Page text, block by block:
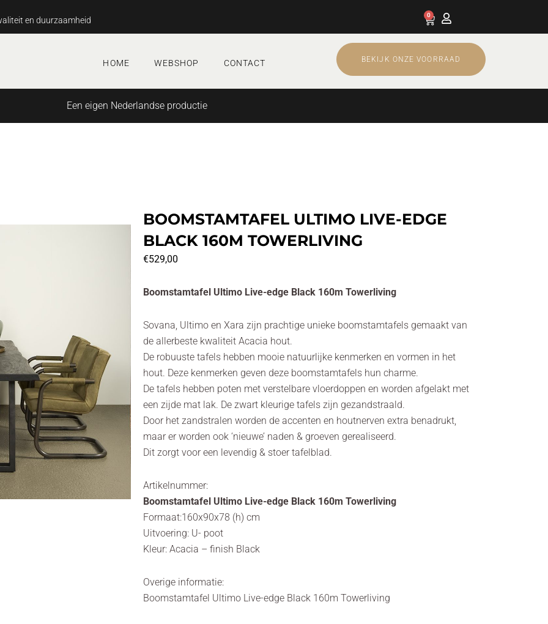
en duurzaamheid
0
Cart
HOME WEBSHOP CONTACT BEKIJK ONZE VOORRAAD
Een eigen Nederlandse productie
BOOMSTAMTAFEL ULTIMO LIVE-EDGE
BLACK 160M TOWERLIVING
€529,00
Boomstamtafel Ultimo Live-edge Black 160m Towerliving
Sovana, Ultimo en Xara zijn prachtige unieke boomstamtafels gemaakt van
de allerbeste kwaliteit Acacia hout.
De robuuste tafels hebben mooie natuurlijke kenmerken en vormen in het
hout. Deze kenmerken geven deze boomstamtafels hun charme.
De tafels hebben poten met verstelbare vloerdoppen en worden afgelakt met
een zijde mat lak. De zwart kleurige tafels zijn gezandstraald.
Door het zandstralen worden de accenten en houtnerven extra benadrukt,
maar er worden ook ‘nieuwe’ naden & groeven gerealiseerd.
Dit zorgt voor een levendig & stoer tafelblad.
Artikelnummer:
Boomstamtafel Ultimo Live-edge Black 160m Towerliving
Formaat:160x90x78 (h) cm
Uitvoering: U- poot
Kleur: Acacia – finish Black
Overige informatie:
Boomstamtafel Ultimo Live-edge Black 160m Towerliving